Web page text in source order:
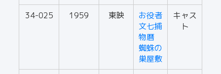
34-025
1959 東映
お役者
文七捕
物暦
蜘蛛の
巣屋敷
キャス
ト